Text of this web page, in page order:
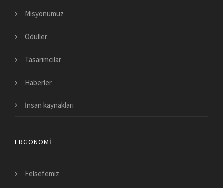
Misyonumuz
Ödüller
Tasarımcılar
Haberler
İnsan kaynakları
ERGONOMI
Felsefemiz